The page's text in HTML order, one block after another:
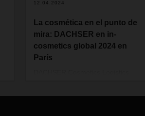
12.04.2024
La cosmética en el punto de
mira: DACHSER en in-
cosmetics global 2024 en
París